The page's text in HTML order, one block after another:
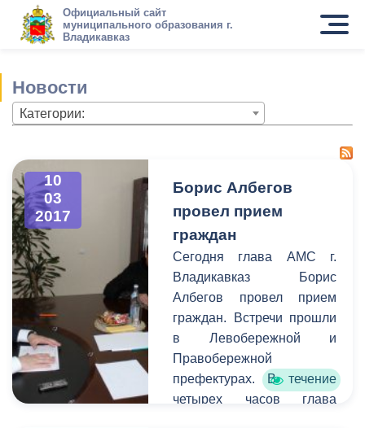
Официальный сайт
муниципального образования г.
Владикавказ
Новости
Категории:
10
03
2017
Борис Албегов
провел прием
граждан
Сегодня глава АМС г.
Владикавказ Борис
Албегов провел прием
граждан. Встречи прошли
в Левобережной и
Правобережной
префектурах. В течение
четырех часов глава